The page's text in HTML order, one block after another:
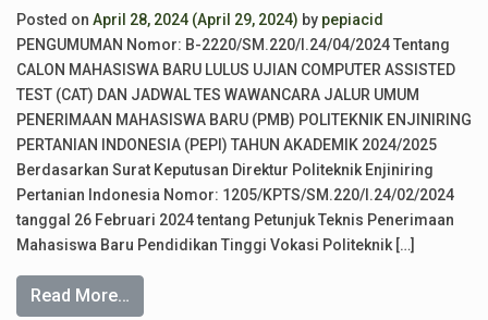
Posted on April 28, 2024 (April 29, 2024) by pepiacid
PENGUMUMAN Nomor: B-2220/SM.220/I.24/04/2024 Tentang
CALON MAHASISWA BARU LULUS UJIAN COMPUTER ASSISTED
TEST (CAT) DAN JADWAL TES WAWANCARA JALUR UMUM
PENERIMAAN MAHASISWA BARU (PMB) POLITEKNIK ENJINIRING
PERTANIAN INDONESIA (PEPI) TAHUN AKADEMIK 2024/2025
Berdasarkan Surat Keputusan Direktur Politeknik Enjiniring
Pertanian Indonesia Nomor: 1205/KPTS/SM.220/I.24/02/2024
tanggal 26 Februari 2024 tentang Petunjuk Teknis Penerimaan
Mahasiswa Baru Pendidikan Tinggi Vokasi Politeknik […]
Read More…